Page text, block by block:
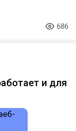
686
и для